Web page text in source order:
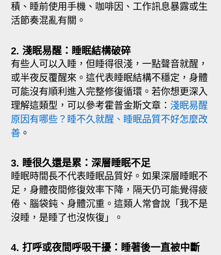
積、睡前使用手機、咖啡因、工作訊息暴露或生
活節奏混亂有關。
2. 淺眠易醒：睡眠結構破碎
有些人可以入睡，但睡得很淺，一點聲音就醒，
或半夜反覆醒來。這代表睡眠結構不穩定，身體
可能沒有順利進入完整修復循環。若你想更深入
理解這類型，可以參考霍普金斯文章： 淺眠易醒
原因有哪些？睡不久就醒、睡眠品質不好怎麼改
善 。
3. 睡很久還是累：深層睡眠不足
睡眠時間長不代表睡眠品質好。如果深層睡眠不
足，身體夜間修復效率下降，隔天仍可能覺得疲
倦、腦袋鈍、身體沉重。這類人常會說「我不是
沒睡，是睡了也沒恢復」。
4. 打呼或夜間呼吸干擾：睡著後一直被中斷